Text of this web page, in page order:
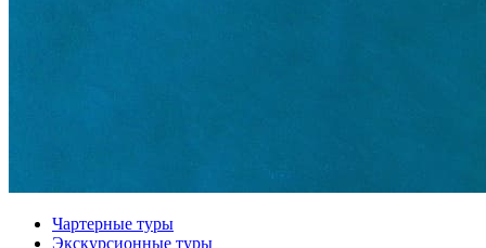
Чартерные туры
Экскурсионные туры